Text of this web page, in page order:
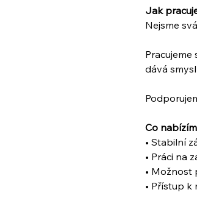
Jak
Nejsme
dává
Co
• Stabilní
• Práci na
• Možnost
• Přístup